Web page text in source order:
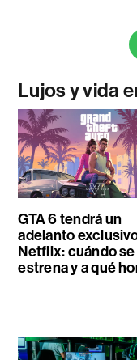
Lujos y vida
GTA 6 tendrá un
adelanto
Netflix: cuándo se
estrena y a qué